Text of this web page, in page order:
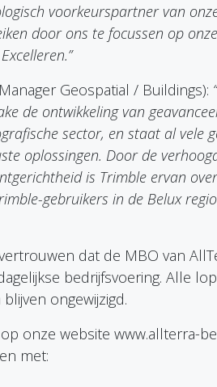
voorkeurspartner van
door ons te focussen op
Geospatial / Buildings):
de ontwikkeling van
sector, en staat al vele
oplossingen. Door de
is Trimble ervan
gebruikers in de Belux
dat de MBO van
bedrijfsvoering. Alle
ongewijzigd.
onze website www.allterra-
met: